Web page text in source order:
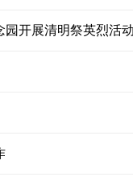
园开展清明祭英烈活